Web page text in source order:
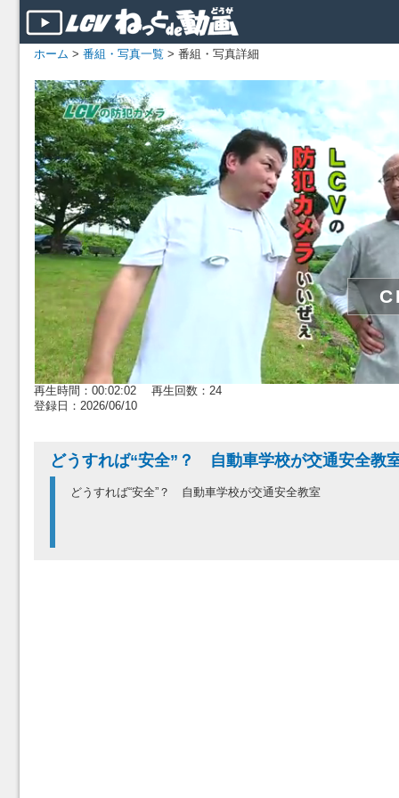
ホーム > 番組・写真一覧 > 番組・写真詳細
再生時間：00:02:02 再生回数：24
登録日：2026/06/10
どうすれば“安全”？ 自動車学校が交通安全教
どうすれば“安全”？ 自動車学校が交通安全教室